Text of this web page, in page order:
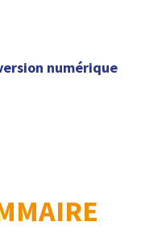
numérique